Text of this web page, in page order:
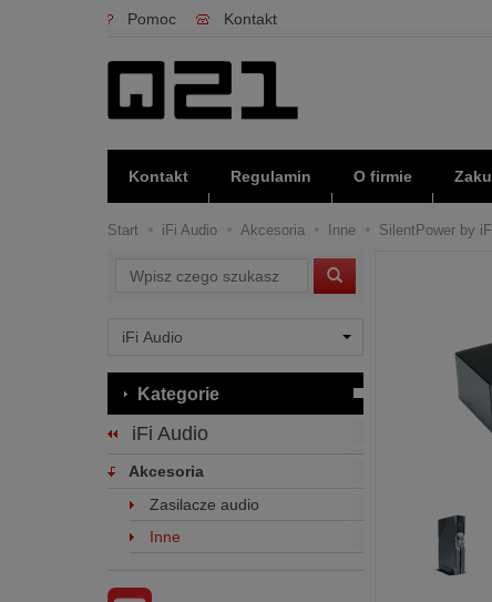
Pomoc Kontakt
Kontakt Regulamin O firmie
Start iFi Audio Akcesoria Inne SilentPower by
Wyszukaj
Kategorie
iFi Audio
Akcesoria
Zasilacze audio
Inne